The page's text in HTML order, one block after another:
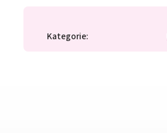
Kategorie: